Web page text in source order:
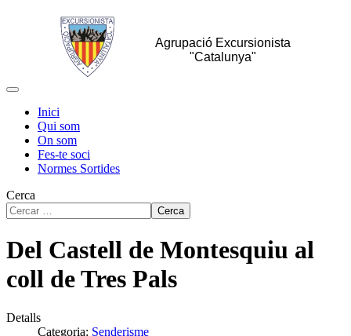
Agrupació Excursionista
"Catalunya"
Inici
Qui som
On som
Fes-te soci
Normes Sortides
Cerca
Cerca
Del Castell de Montesquiu al
coll de Tres Pals
Detalls
Categoria: Senderisme